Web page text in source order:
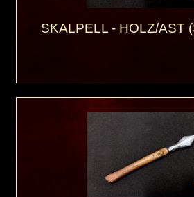
SKALPELL - HOLZ/AST